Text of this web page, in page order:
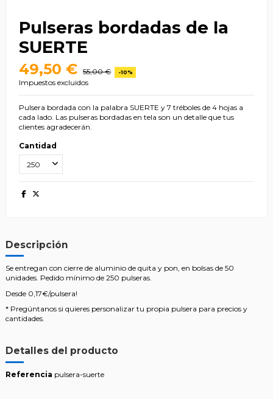
Pulseras bordadas de la
SUERTE
49,50 € 55,00 € -10%
Impuestos excluidos
Pulsera bordada con la palabra SUERTE y 7 tréboles de 4 hojas a
cada lado. Las pulseras bordadas en tela son un detalle que tus
clientes agradecerán.
Cantidad
Descripción
Se entregan con cierre de aluminio de quita y pon, en bolsas de 50
unidades. Pedido mínimo de 250 pulseras.
Desde 0,17€/pulsera!
* Pregúntanos si quieres personalizar tu propia pulsera para precios y
cantidades.
Detalles del producto
Referencia pulsera-suerte